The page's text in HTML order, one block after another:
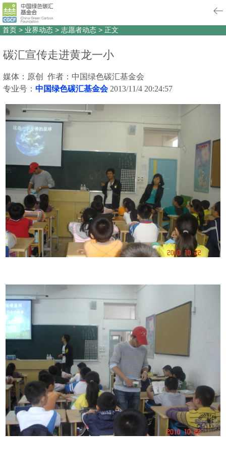
首页 > 业界动态 > 志愿者动态 > 正文
碳汇宣传走进黄龙一小
媒体：原创 作者：中国绿色碳汇基金会
专业号： 中国绿色碳汇基金会 2013/11/4 20:24:57